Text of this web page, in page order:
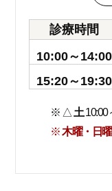
診療時間
10:00～14:00
15:20～19:30
※ △ 土10:00
※木曜・日